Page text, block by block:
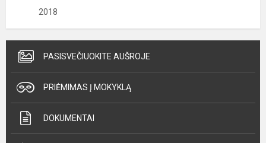
2018
PASISVEČIUOKITE AUŠROJE
PRIĖMIMAS Į MOKYKLĄ
DOKUMENTAI